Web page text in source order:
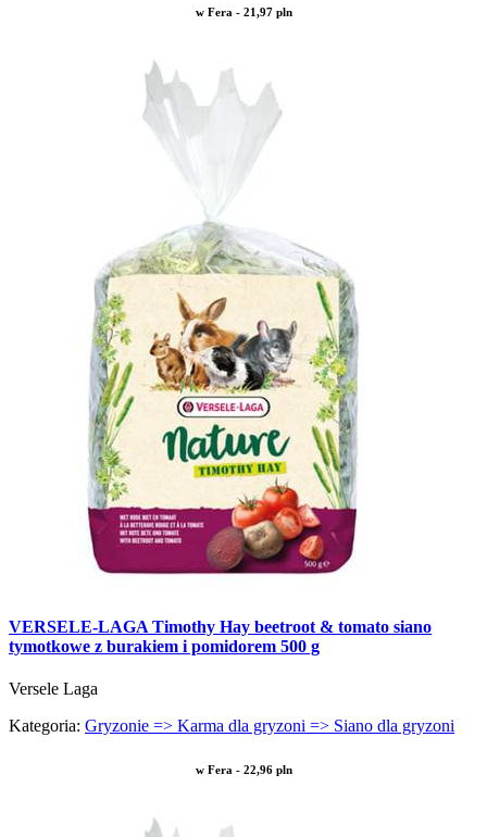
w Fera - 21,97 pln
VERSELE-LAGA Timothy Hay beetroot & tomato siano
tymotkowe z burakiem i pomidorem 500 g
Versele Laga
Kategoria: Gryzonie => Karma dla gryzoni => Siano dla gryzoni
w Fera - 22,96 pln